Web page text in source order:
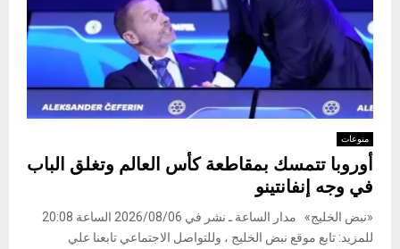
منوعات
أوروبا تتمسك بمقاطعة كأس العالم وتغلق الباب
في وجه إنفانتينو
«نبض الخليج» مدار الساعة ـ نشر في 2026/08/06 الساعة 20:08
للمزيد: تابع موقع نبض الخليج ، وللتواصل الاجتماعي تابعنا علي